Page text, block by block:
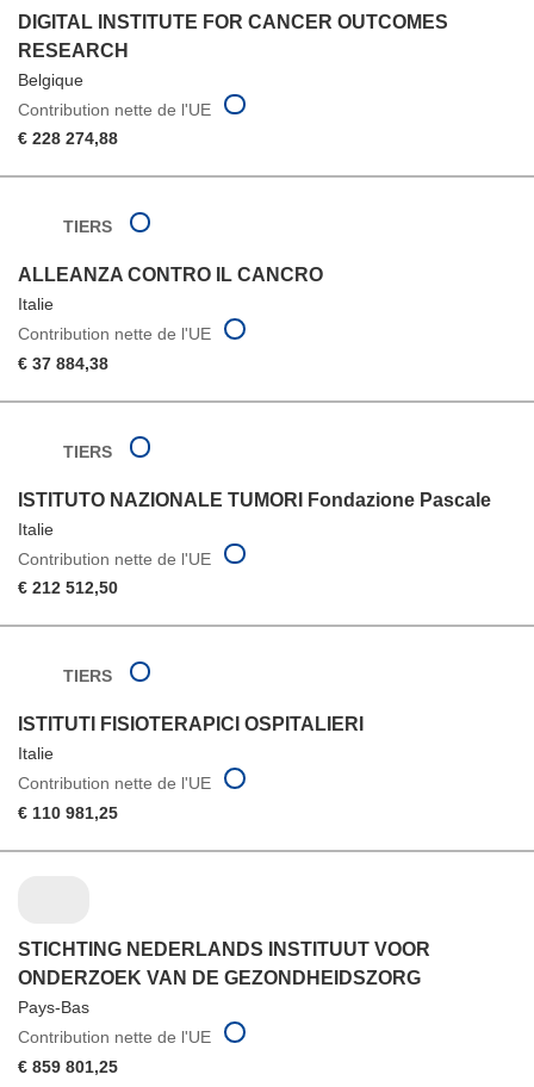
DIGITAL INSTITUTE FOR CANCER OUTCOMES
RESEARCH
Belgique
Contribution nette de l'UE
€ 228 274,88
TIERS
ALLEANZA CONTRO IL CANCRO
Italie
Contribution nette de l'UE
€ 37 884,38
TIERS
ISTITUTO NAZIONALE TUMORI Fondazione Pascale
Italie
Contribution nette de l'UE
€ 212 512,50
TIERS
ISTITUTI FISIOTERAPICI OSPITALIERI
Italie
Contribution nette de l'UE
€ 110 981,25
STICHTING NEDERLANDS INSTITUUT VOOR
ONDERZOEK VAN DE GEZONDHEIDSZORG
Pays-Bas
Contribution nette de l'UE
€ 859 801,25